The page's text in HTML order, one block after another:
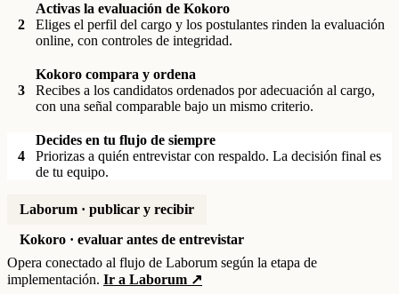
2
Activas la evaluación de Kokoro
Eliges el perfil del cargo y los postulantes rinden la evaluación
online, con controles de integridad.
3
Kokoro compara y ordena
Recibes a los candidatos ordenados por adecuación al cargo,
con una señal comparable bajo un mismo criterio.
4
Decides en tu flujo de siempre
Priorizas a quién entrevistar con respaldo. La decisión final es
de tu equipo.
Laborum · publicar y recibir
Kokoro · evaluar antes de entrevistar
Opera conectado al flujo de Laborum según la etapa de
implementación. Ir a Laborum ↗